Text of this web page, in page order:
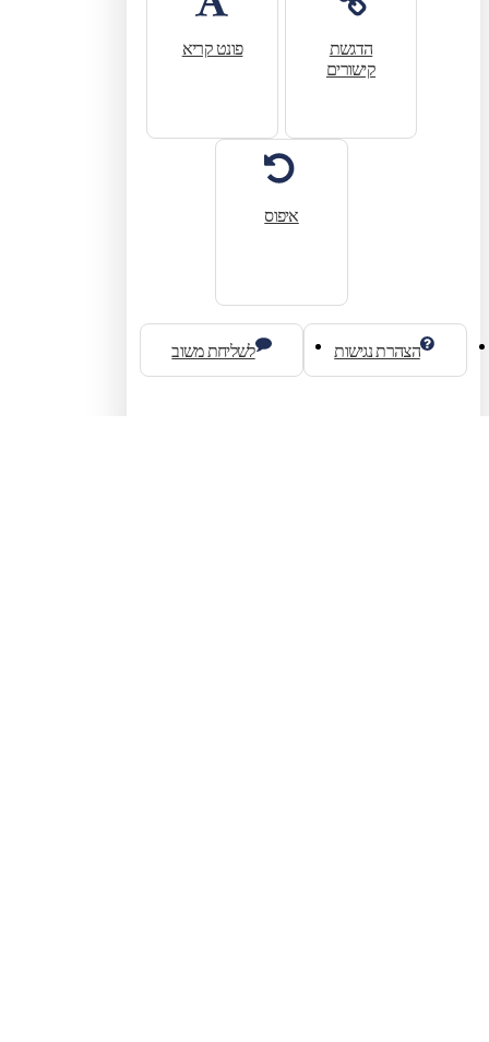
הדגשת
קישורים
פונט קריא
איפוס
הצהרת נגישות לשליחת משוב